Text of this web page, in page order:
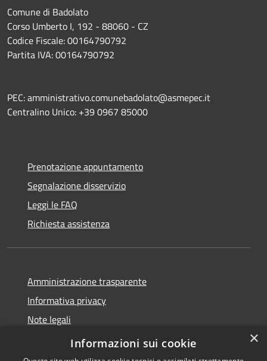
Comune di Badolato
Corso Umberto I, 192 - 88060 - CZ
Codice Fiscale: 00164790792
Partita IVA: 00164790792
PEC: amministrativo.comunebadolato@asmepec.it
Centralino Unico: +39 0967 85000
Prenotazione appuntamento
Segnalazione disservizio
Leggi le FAQ
Richiesta assistenza
Amministrazione trasparente
Informativa privacy
Note legali
Dichiarazione di accessibilità
×
Informazioni sui cookie